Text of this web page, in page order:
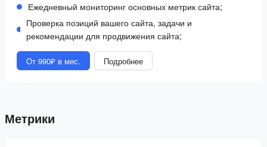
Ежедневный мониторинг основных метрик сайта;
Проверка позиций вашего сайта, задачи и
рекомендации для продвижения сайта;
От 990₽ в мес. Подробнее
Метрики